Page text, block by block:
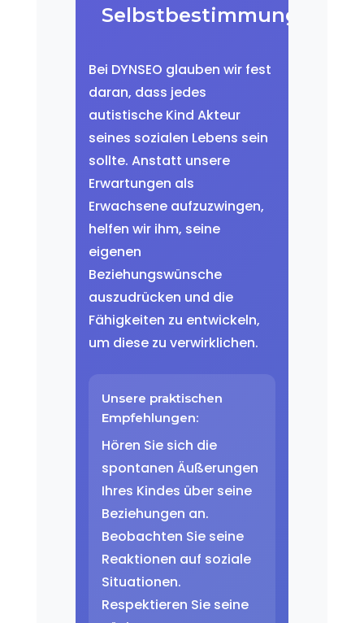
Selbstbestimmung
Bei DYNSEO glauben wir fest
daran, dass jedes
autistische Kind Akteur
seines sozialen Lebens sein
sollte. Anstatt unsere
Erwartungen als
Erwachsene aufzuzwingen,
helfen wir ihm, seine
eigenen
Beziehungswünsche
auszudrücken und die
Fähigkeiten zu entwickeln,
um diese zu verwirklichen.
Unsere praktischen
Empfehlungen:
Hören Sie sich die
spontanen Äußerungen
Ihres Kindes über seine
Beziehungen an.
Beobachten Sie seine
Reaktionen auf soziale
Situationen.
Respektieren Sie seine